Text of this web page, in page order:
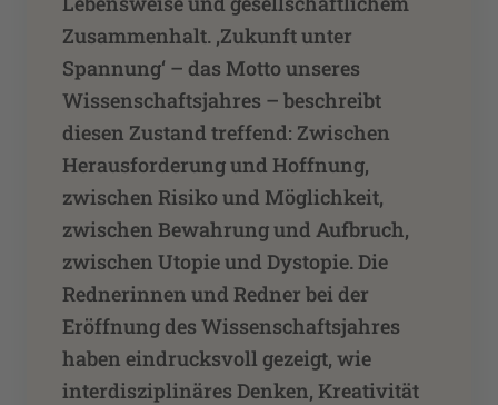
Zusammenhalt. ‚Zukunft unter
Spannung‘ – das Motto unseres
Wissenschaftsjahres – beschreibt
diesen Zustand treffend: Zwischen
Herausforderung und Hoffnung,
zwischen Risiko und Möglichkeit,
zwischen Bewahrung und Aufbruch,
zwischen Utopie und Dystopie. Die
Rednerinnen und Redner bei der
Eröffnung des Wissenschaftsjahres
haben eindrucksvoll gezeigt, wie
interdisziplinäres Denken, Kreativität